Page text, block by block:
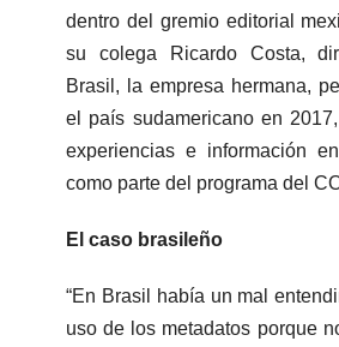
dentro del gremio editorial
su colega Ricardo Costa,
Brasil, la empresa hermana,
el país sudamericano en
experiencias e información
como parte del programa del
El caso brasileño
“En Brasil había un mal
uso de los metadatos porque